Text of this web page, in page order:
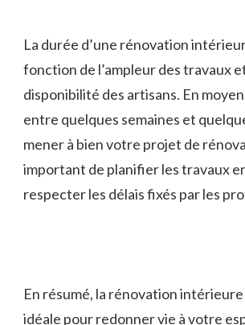
La durée d’une rénovation
fonction de l’ampleur des travaux
disponibilité des artisans. En
entre quelques semaines et
mener à bien votre projet de
important de planifier les travaux
respecter les délais fixés par les
En résumé, la rénovation
idéale pour redonner vie à votre